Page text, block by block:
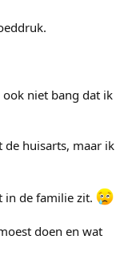
niet bang dat ik
de huisarts, maar ik
in de familie zit.
doen en wat